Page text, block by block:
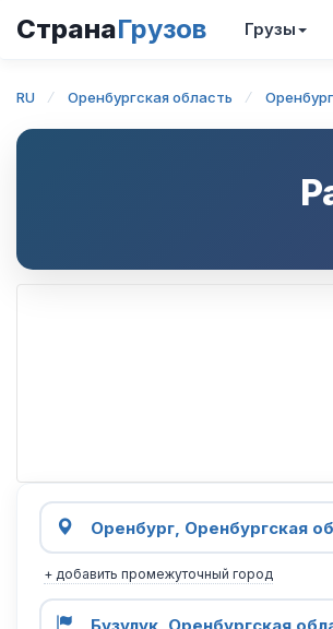
СтранаГрузов Грузы
RU Оренбургская область Оренбург
+ добавить промежуточный город